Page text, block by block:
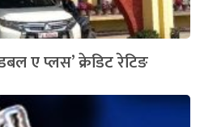
ए प्लस’ क्रेडिट रेटिङ